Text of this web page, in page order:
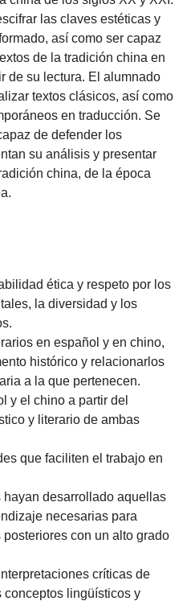
las claves estéticas y
así como ser capaz
de la tradición china en
de su lectura. El alumnado
textos clásicos, así como
en traducción. Se
de defender los
su análisis y presentar
china, de la época
ética y respeto por los
la diversidad y los
en español y en chino,
histórico y relacionarlos
a la que pertenecen.
y el chino a partir del
y literario de ambas
que faciliten el trabajo en
hayan desarrollado aquellas
necesarias para
con un alto grado
críticas de
conceptos lingüísticos y